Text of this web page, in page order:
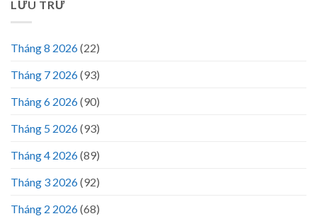
LƯU TRỮ
Tháng 8 2026(22)
Tháng 7 2026(93)
Tháng 6 2026(90)
Tháng 5 2026(93)
Tháng 4 2026(89)
Tháng 3 2026(92)
Tháng 2 2026(68)